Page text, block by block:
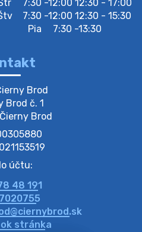
Értesítjük a lakosokat,
én a gyűjtőudvar zárva
plastu-
že v stredu 05. augusta
odpadu plastu. Prosíme
vyložili pred dom už
F…
prerušení dodávky
dňoch bude v
7:30 -12:00 12:30 - 17:00
7:30 -12:00 12:30 - 15:30
Pia
7:30 -13:30
Brod
Brod č. 1
Brod
účtu:
48 191
stránka